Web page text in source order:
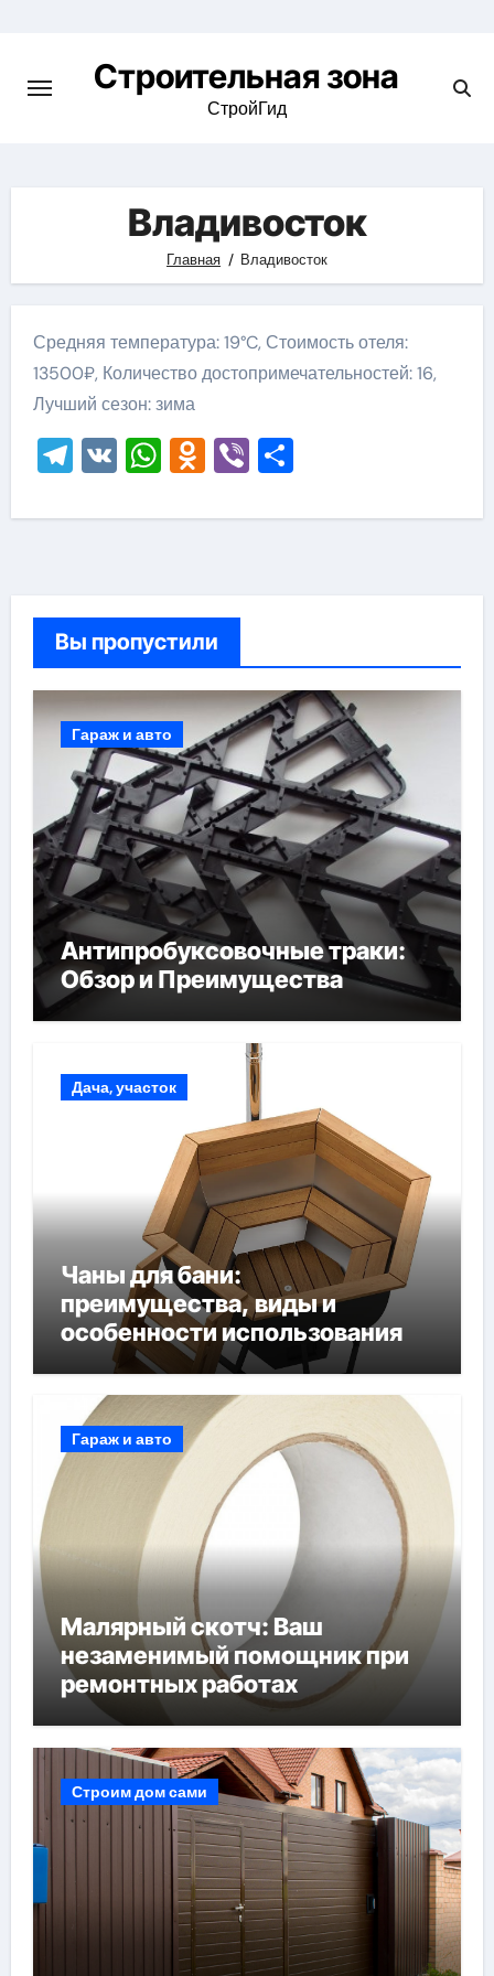
content
Строительная зона
СтройГид
Владивосток
Главная Владивосток
Средняя температура: 19°C, Стоимость отеля:
13500₽, Количество достопримечательностей: 16,
Лучший сезон: зима
Telegram
VKWhatsApp
Odnoklassniki
ViberОтправить
Вы пропустили
Гараж и авто
Антипробуксовочные траки:
Обзор и Преимущества
Дача, участок
Чаны для бани:
преимущества, виды и
особенности использования
Гараж и авто
Малярный скотч: Ваш
незаменимый помощник при
ремонтных работах
Строим дом сами